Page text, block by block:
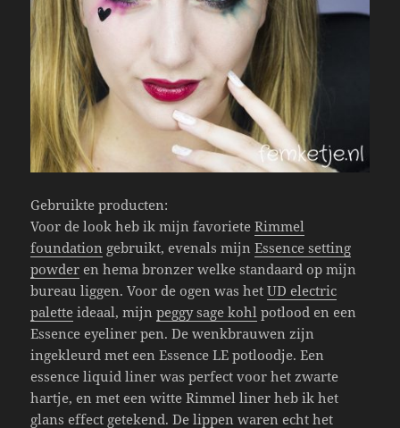
Gebruikte producten:
Voor de look heb ik mijn favorieteRimmel
foundation gebruikt, evenals mijnEssence setting
powder en hema bronzer welke standaard op mijn
bureau liggen. Voor de ogen was hetUD electric
palette ideaal, mijnpeggy sage kohl potlood en een
Essence eyeliner pen. De wenkbrauwen zijn
ingekleurd met een Essence LE potloodje. Een
essence liquid liner was perfect voor het zwarte
hartje, en met een witte Rimmel liner heb ik het
glans effect getekend. De lippen waren echt het